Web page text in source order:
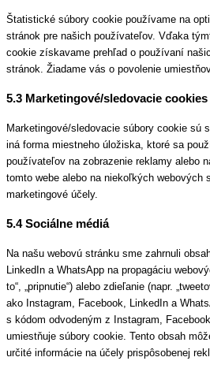
Štatistické súbory cookie používame na
stránok pre našich používateľov. Vďaka
cookie získavame prehľad o používaní
stránok. Žiadame vás o povolenie
5.3 Marketingové/sledovacie cookies
Marketingové/sledovacie súbory cookie sú
iná forma miestneho úložiska, ktoré sa
používateľov na zobrazenie reklamy alebo
tomto webe alebo na niekoľkých webových
marketingové účely.
5.4 Sociálne médiá
Na našu webovú stránku sme zahrnuli
LinkedIn a WhatsApp na propagáciu
to“, „pripnutie“) alebo zdieľanie (napr.
ako Instagram, Facebook, LinkedIn a
s kódom odvodeným z Instagram,
umiestňuje súbory cookie. Tento obsah
určité informácie na účely prispôsobenej